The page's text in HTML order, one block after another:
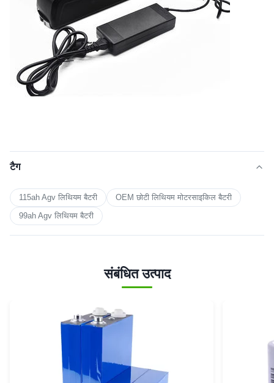
टैग
115ah Agv लिथियम बैटरी
OEM छोटी लिथियम मोटरसाइकिल बैटरी
99ah Agv लिथियम बैटरी
संबंधित उत्पाद